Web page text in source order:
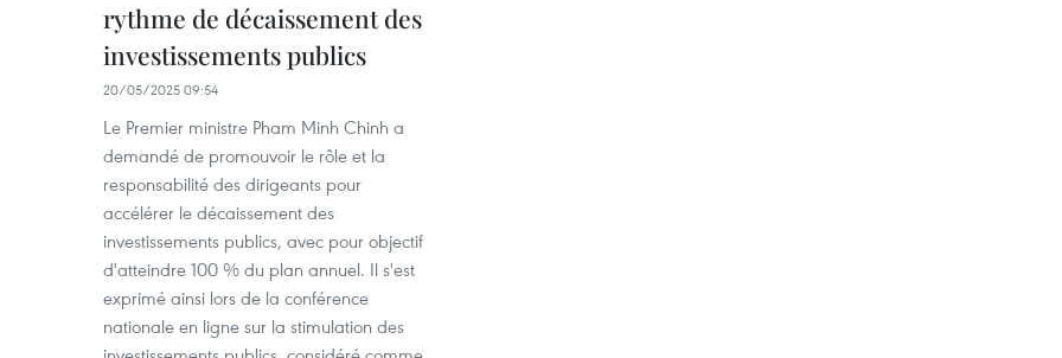
rythme de décaissement des
investissements publics
20/05/2025 09:54
Le Premier ministre Pham Minh Chinh a
demandé de promouvoir le rôle et la
responsabilité des dirigeants pour
accélérer le décaissement des
investissements publics, avec pour objectif
d'atteindre 100 % du plan annuel. Il s'est
exprimé ainsi lors de la conférence
nationale en ligne sur la stimulation des